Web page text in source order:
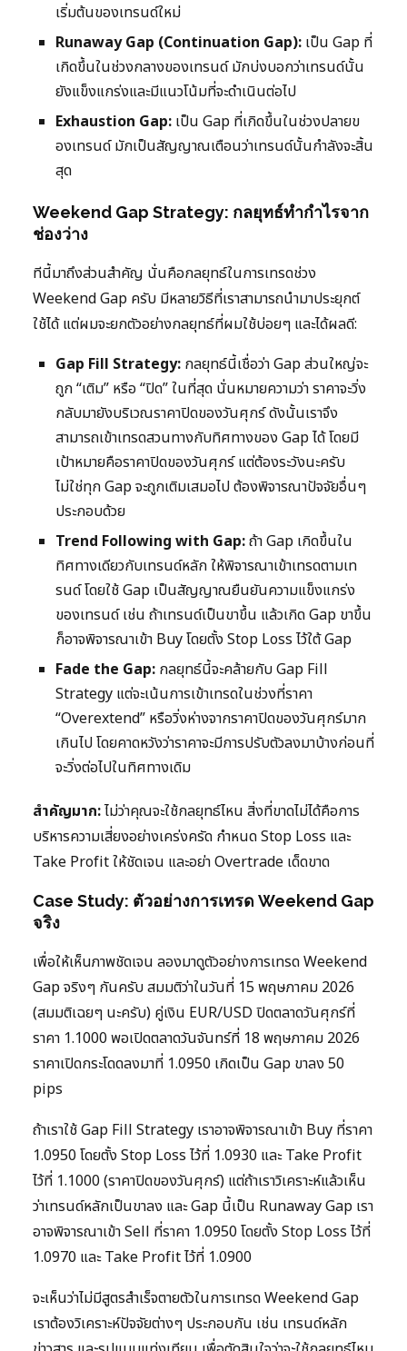
เริ่มต้นของเทรนด์ใหม่
Runaway Gap (Continuation Gap): เป็น Gap ที่
เกิดขึ้นในช่วงกลางของเทรนด์ มักบ่งบอกว่าเทรนด์นั้น
ยังแข็งแกร่งและมีแนวโน้มที่จะดำเนินต่อไป
Exhaustion Gap: เป็น Gap ที่เกิดขึ้นในช่วงปลายข
องเทรนด์ มักเป็นสัญญาณเตือนว่าเทรนด์นั้นกำลังจะสิ้น
สุด
Weekend Gap Strategy: กลยุทธ์ทำกำไรจาก
ช่องว่าง
ทีนี้มาถึงส่วนสำคัญ นั่นคือกลยุทธ์ในการเทรดช่วง
Weekend Gap ครับ มีหลายวิธีที่เราสามารถนำมาประยุกต์
ใช้ได้ แต่ผมจะยกตัวอย่างกลยุทธ์ที่ผมใช้บ่อยๆ และได้ผลดี:
Gap Fill Strategy: กลยุทธ์นี้เชื่อว่า Gap ส่วนใหญ่จะ
ถูก “เติม” หรือ “ปิด” ในที่สุด นั่นหมายความว่า ราคาจะวิ่ง
กลับมายังบริเวณราคาปิดของวันศุกร์ ดังนั้นเราจึง
สามารถเข้าเทรดสวนทางกับทิศทางของ Gap ได้ โดยมี
เป้าหมายคือราคาปิดของวันศุกร์ แต่ต้องระวังนะครับ
ไม่ใช่ทุก Gap จะถูกเติมเสมอไป ต้องพิจารณาปัจจัยอื่นๆ
ประกอบด้วย
Trend Following with Gap:ถ้า Gap เกิดขึ้นใน
ทิศทางเดียวกับเทรนด์หลัก ให้พิจารณาเข้าเทรดตามเท
รนด์ โดยใช้ Gap เป็นสัญญาณยืนยันความแข็งแกร่ง
ของเทรนด์ เช่น ถ้าเทรนด์เป็นขาขึ้น แล้วเกิด Gap ขาขึ้น
ก็อาจพิจารณาเข้า Buy โดยตั้ง Stop Loss ไว้ใต้ Gap
Fade the Gap: กลยุทธ์นี้จะคล้ายกับ Gap Fill
Strategy แต่จะเน้นการเข้าเทรดในช่วงที่ราคา
“Overextend” หรือวิ่งห่างจากราคาปิดของวันศุกร์มาก
เกินไป โดยคาดหวังว่าราคาจะมีการปรับตัวลงมาบ้างก่อนที่
จะวิ่งต่อไปในทิศทางเดิม
สำคัญมาก:ไม่ว่าคุณจะใช้กลยุทธ์ไหน สิ่งที่ขาดไม่ได้คือการ
บริหารความเสี่ยงอย่างเคร่งครัด กำหนด Stop Loss และ
Take Profit ให้ชัดเจน และอย่า Overtrade เด็ดขาด
Case Study: ตัวอย่างการเทรด Weekend Gap
จริง
เพื่อให้เห็นภาพชัดเจน ลองมาดูตัวอย่างการเทรด Weekend
Gap จริงๆ กันครับ สมมติว่าในวันที่ 15 พฤษภาคม 2026
(สมมติเฉยๆ นะครับ) คู่เงิน EUR/USD ปิดตลาดวันศุกร์ที่
ราคา 1.1000 พอเปิดตลาดวันจันทร์ที่ 18 พฤษภาคม 2026
ราคาเปิดกระโดดลงมาที่ 1.0950 เกิดเป็น Gap ขาลง 50
pips
ถ้าเราใช้ Gap Fill Strategy เราอาจพิจารณาเข้า Buy ที่ราคา
1.0950 โดยตั้ง Stop Loss ไว้ที่ 1.0930 และ Take Profit
ไว้ที่ 1.1000 (ราคาปิดของวันศุกร์) แต่ถ้าเราวิเคราะห์แล้วเห็น
ว่าเทรนด์หลักเป็นขาลง และ Gap นี้เป็น Runaway Gap เรา
อาจพิจารณาเข้า Sell ที่ราคา 1.0950 โดยตั้ง Stop Loss ไว้ที่
1.0970 และ Take Profit ไว้ที่ 1.0900
จะเห็นว่าไม่มีสูตรสำเร็จตายตัวในการเทรด Weekend Gap
เราต้องวิเคราะห์ปัจจัยต่างๆ ประกอบกัน เช่น เทรนด์หลัก